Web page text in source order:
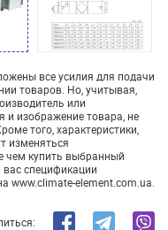
все усилия для подачи
товаров. Но, учитывая,
или
изображение товара, не
того, характеристики,
изменяться
чем купить выбранный
спецификации
www.climate-element.com.ua.